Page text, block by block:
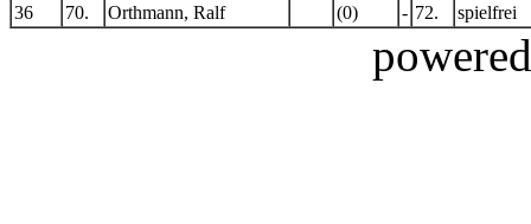
36
70. Orthmann, Ralf (0) - 72. spielfrei